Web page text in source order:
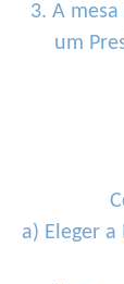
3. A
um
a) Eleger